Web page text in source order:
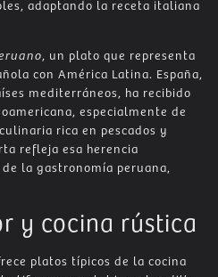
adaptando la receta italiana
, un plato que representa
con América Latina. España,
mediterráneos, ha recibido
especialmente de
rica en pescados y
refleja esa herencia
la gastronomía peruana,
y cocina rústica
platos típicos de la cocina